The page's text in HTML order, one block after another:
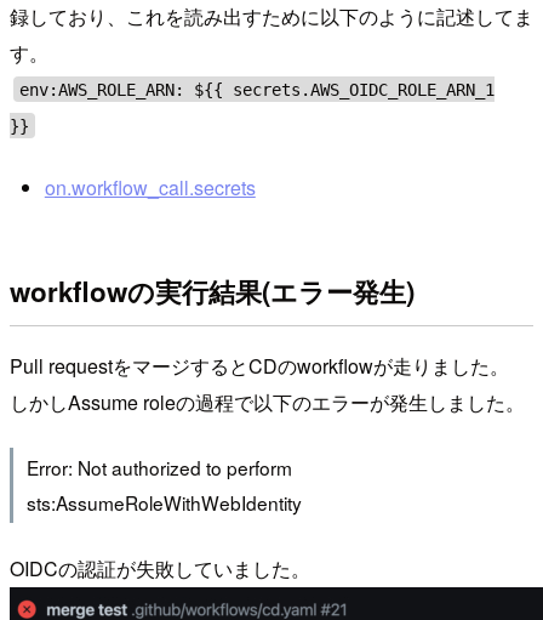
録しており、これを読み出すために以下のように記述してま
す。
env:AWS_ROLE_ARN: ${{ secrets.AWS_OIDC_ROLE_ARN_1
}}
on.workflow_call.secrets
workflowの実行結果(エラー発生)
Pull requestをマージするとCDのworkflowが走りました。
しかしAssume roleの過程で以下のエラーが発生しました。
Error: Not authorized to perform
sts:AssumeRoleWithWebIdentity
OIDCの認証が失敗していました。